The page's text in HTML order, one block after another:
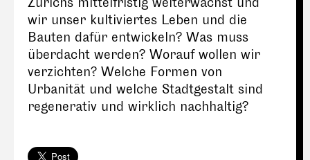
wir unser kultiviertes Leben und die
Bauten dafür entwickeln? Was muss
überdacht werden? Worauf wollen wir
verzichten? Welche Formen von
Urbanität und welche Stadtgestalt sind
regenerativ und wirklich nachhaltig?